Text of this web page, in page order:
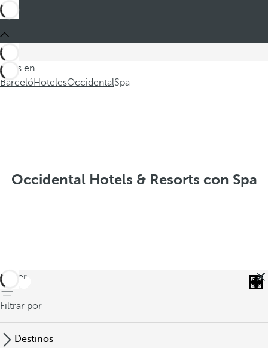
Estás en
BarcelóHotelesOccidentalSpa
Occidental Hotels & Resorts con Spa
volver
Filtrar por
Destinos